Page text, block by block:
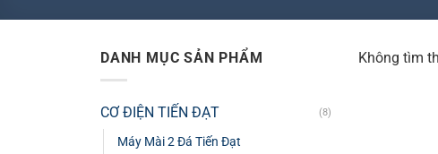
DANH MỤC SẢN PHẨM
CƠ ĐIỆN TIẾN ĐẠT (8)
Máy Mài 2 Đá Tiến Đạt
Không tìm